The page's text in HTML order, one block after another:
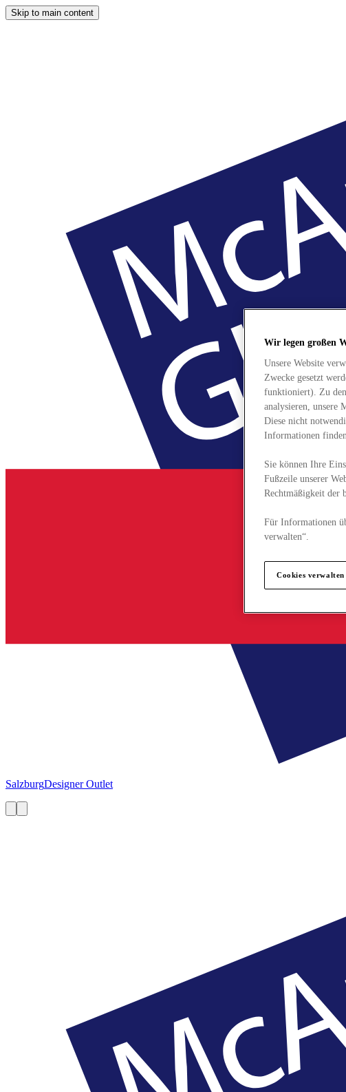
Skip to main content
SalzburgDesigner Outlet
Wir legen großen
Unsere Website
Zwecke gesetzt
funktioniert). Zu
analysieren, unsere
Diese nicht
Informationen
Sie können Ihre
Fußzeile unserer
Rechtmäßigkeit der
Für Informationen
verwalten“.
Cookies verwalten